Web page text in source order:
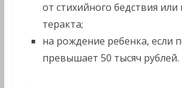
от стихийного бедствия или
теракта;
на рождение ребенка, если
превышает 50 тысяч рублей.